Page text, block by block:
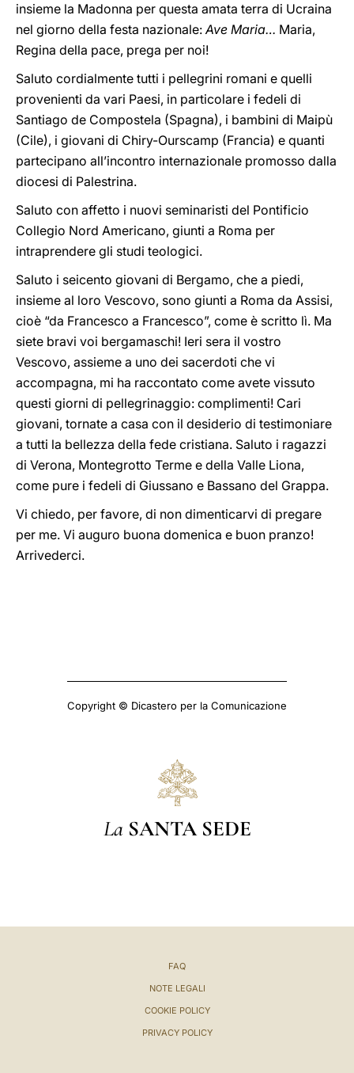
insieme la Madonna per questa amata terra di Ucraina
nel giorno della festa nazionale:Ave Maria… Maria,
Regina della pace, prega per noi!
Saluto cordialmente tutti i pellegrini romani e quelli
provenienti da vari Paesi, in particolare i fedeli di
Santiago de Compostela (Spagna), i bambini di Maipù
(Cile), i giovani di Chiry-Ourscamp (Francia) e quanti
partecipano all’incontro internazionale promosso dalla
diocesi di Palestrina.
Saluto con affetto i nuovi seminaristi del Pontificio
Collegio Nord Americano, giunti a Roma per
intraprendere gli studi teologici.
Saluto i seicento giovani di Bergamo, che a piedi,
insieme al loro Vescovo, sono giunti a Roma da Assisi,
cioè “da Francesco a Francesco”, come è scritto lì. Ma
siete bravi voi bergamaschi! Ieri sera il vostro
Vescovo, assieme a uno dei sacerdoti che vi
accompagna, mi ha raccontato come avete vissuto
questi giorni di pellegrinaggio: complimenti! Cari
giovani, tornate a casa con il desiderio di testimoniare
a tutti la bellezza della fede cristiana. Saluto i ragazzi
di Verona, Montegrotto Terme e della Valle Liona,
come pure i fedeli di Giussano e Bassano del Grappa.
Vi chiedo, per favore, di non dimenticarvi di pregare
per me. Vi auguro buona domenica e buon pranzo!
Arrivederci.
Copyright © Dicastero per la Comunicazione
La SANTA SEDE
FAQ
NOTE LEGALI
COOKIE POLICY
PRIVACY POLICY